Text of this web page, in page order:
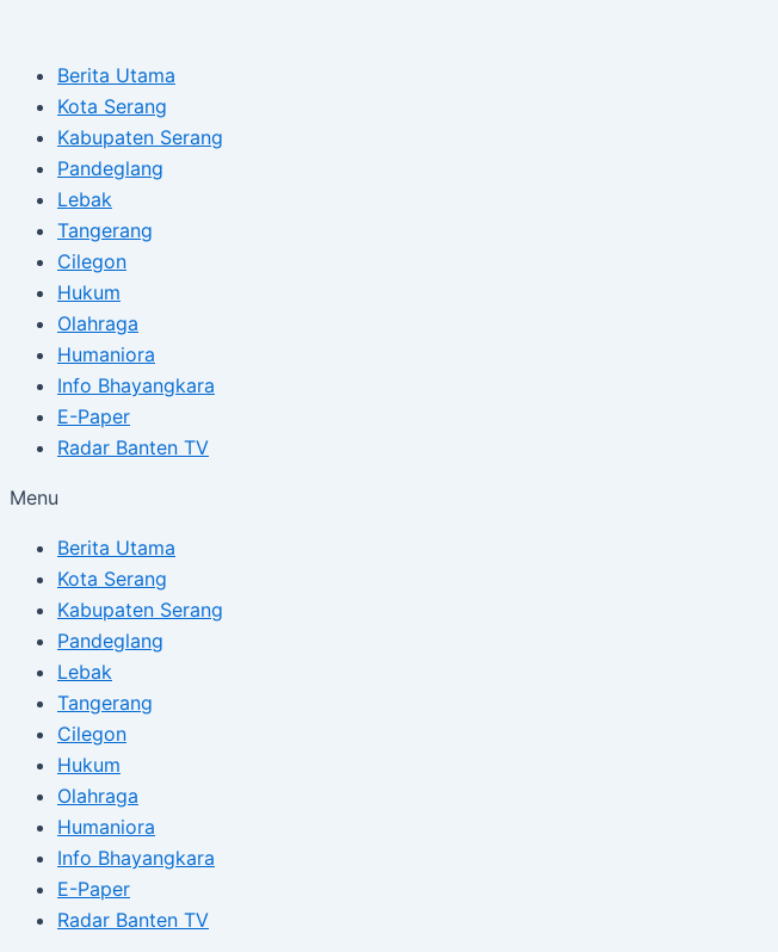
contentBerita Utama
Kota Serang
Kabupaten Serang
Pandeglang
Lebak
Tangerang
Cilegon
Hukum
Olahraga
Humaniora
Info Bhayangkara
E-Paper
Radar Banten TV
Menu
Berita Utama
Kota Serang
Kabupaten Serang
Pandeglang
Lebak
Tangerang
Cilegon
Hukum
Olahraga
Humaniora
Info Bhayangkara
E-Paper
Radar Banten TV